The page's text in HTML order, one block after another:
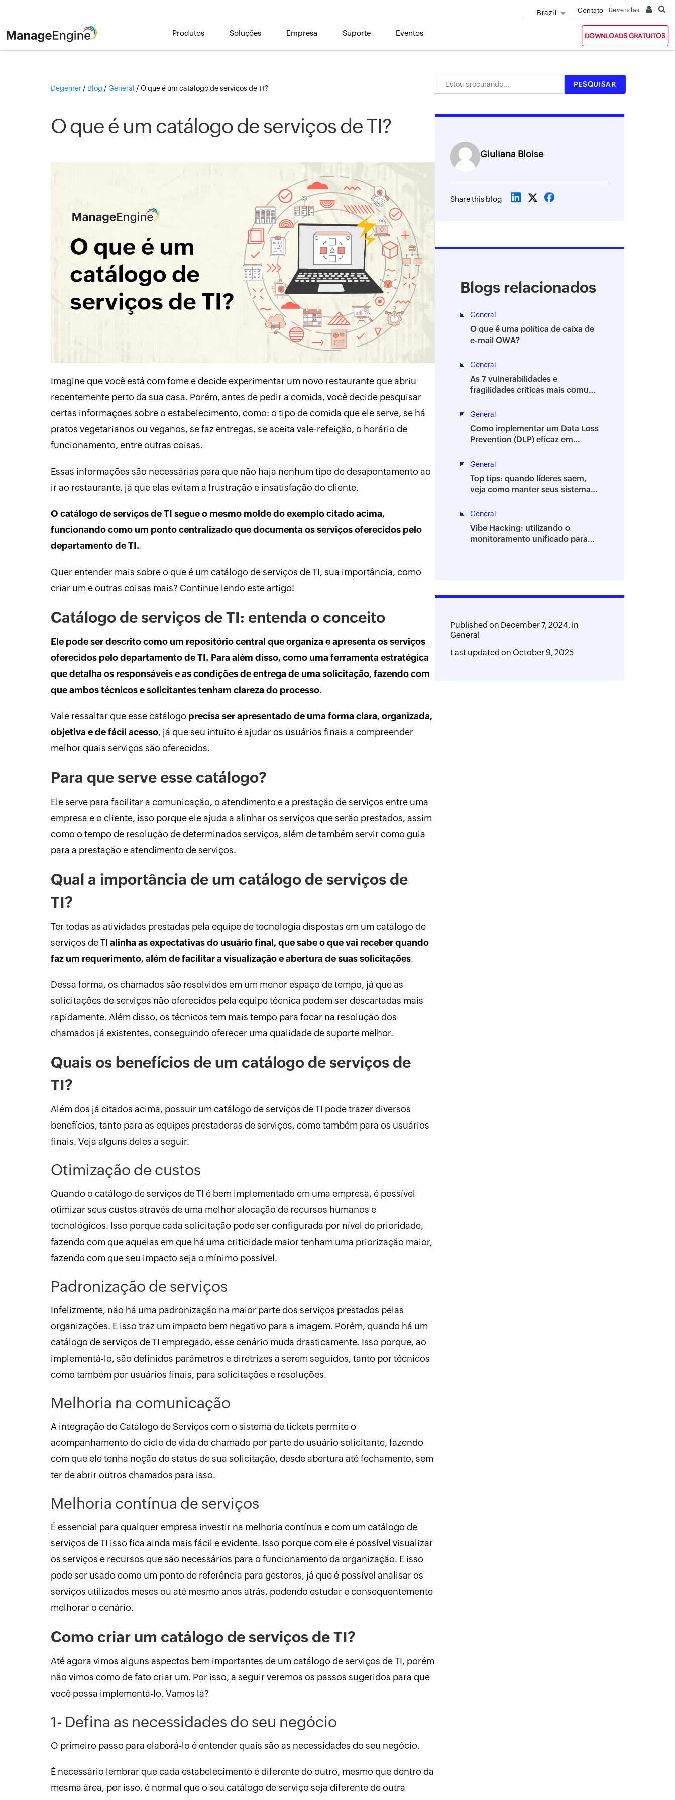
Brazil Contato Revendas
Produtos Soluções Empresa Suporte Eventos DOWNLOADS GRATUITOS
Degemer / Blog / General / O que é um catálogo de serviços de TI?
O que é um catálogo de serviços de TI?
Imagine que você está com fome e decide experimentar um novo restaurante que abriu
recentemente perto da sua casa. Porém, antes de pedir a comida, você decide pesquisar
certas informações sobre o estabelecimento, como: o tipo de comida que ele serve, se há
pratos vegetarianos ou veganos, se faz entregas, se aceita vale-refeição, o horário de
funcionamento, entre outras coisas.
Essas informações são necessárias para que não haja nenhum tipo de desapontamento ao
ir ao restaurante, já que elas evitam a frustração e insatisfação do cliente.
O catálogo de serviços de TI segue o mesmo molde do exemplo citado acima,
funcionando como um ponto centralizado que documenta os serviços oferecidos pelo
departamento de TI.
Quer entender mais sobre o que é um catálogo de serviços de TI, sua importância, como
criar um e outras coisas mais? Continue lendo este artigo!
Catálogo de serviços de TI: entenda o conceito
Ele pode ser descrito como um repositório central que organiza e apresenta os serviços
oferecidos pelo departamento de TI. Para além disso, como uma ferramenta estratégica
que detalha os responsáveis e as condições de entrega de uma solicitação, fazendo com
que ambos técnicos e solicitantes tenham clareza do processo.
Vale ressaltar que esse catálogo precisa ser apresentado de uma forma clara, organizada,
objetiva e de fácil acesso, já que seu intuito é ajudar os usuários finais a compreender
melhor quais serviços são oferecidos.
Para que serve esse catálogo?
Ele serve para facilitar a comunicação, o atendimento e a prestação de serviços entre uma
empresa e o cliente, isso porque ele ajuda a alinhar os serviços que serão prestados, assim
como o tempo de resolução de determinados serviços, além de também servir como guia
para a prestação e atendimento de serviços.
Qual a importância de um catálogo de serviços de
TI?
Ter todas as atividades prestadas pela equipe de tecnologia dispostas em um catálogo de
serviços de TI alinha as expectativas do usuário final, que sabe o que vai receber quando
faz um requerimento, além de facilitar a visualização e abertura de suas solicitações.
Dessa forma, os chamados são resolvidos em um menor espaço de tempo, já que as
solicitações de serviços não oferecidos pela equipe técnica podem ser descartadas mais
rapidamente. Além disso, os técnicos tem mais tempo para focar na resolução dos
chamados já existentes, conseguindo oferecer uma qualidade de suporte melhor.
Quais os benefícios de um catálogo de serviços de
TI?
Além dos já citados acima, possuir um catálogo de serviços de TI pode trazer diversos
benefícios, tanto para as equipes prestadoras de serviços, como também para os usuários
finais. Veja alguns deles a seguir.
Otimização de custos
Quando o catálogo de serviços de TI é bem implementado em uma empresa, é possível
otimizar seus custos através de uma melhor alocação de recursos humanos e
tecnológicos. Isso porque cada solicitação pode ser configurada por nível de prioridade,
fazendo com que aquelas em que há uma criticidade maior tenham uma priorização maior,
fazendo com que seu impacto seja o mínimo possível.
Padronização de serviços
Infelizmente, não há uma padronização na maior parte dos serviços prestados pelas
organizações. E isso traz um impacto bem negativo para a imagem. Porém, quando há um
catálogo de serviços de TI empregado, esse cenário muda drasticamente. Isso porque, ao
implementá-lo, são definidos parâmetros e diretrizes a serem seguidos, tanto por técnicos
como também por usuários finais, para solicitações e resoluções.
Melhoria na comunicação
A integração do Catálogo de Serviços com o sistema de tickets permite o
acompanhamento do ciclo de vida do chamado por parte do usuário solicitante, fazendo
com que ele tenha noção do status de sua solicitação, desde abertura até fechamento, sem
ter de abrir outros chamados para isso.
Melhoria contínua de serviços
É essencial para qualquer empresa investir na melhoria contínua e com um catálogo de
serviços de TI isso fica ainda mais fácil e evidente. Isso porque com ele é possível visualizar
os serviços e recursos que são necessários para o funcionamento da organização. E isso
pode ser usado como um ponto de referência para gestores, já que é possível analisar os
serviços utilizados meses ou até mesmo anos atrás, podendo estudar e consequentemente
melhorar o cenário.
Como criar um catálogo de serviços de TI?
Até agora vimos alguns aspectos bem importantes de um catálogo de serviços de TI, porém
não vimos como de fato criar um. Por isso, a seguir veremos os passos sugeridos para que
você possa implementá-lo. Vamos lá?
1- Defina as necessidades do seu negócio
O primeiro passo para elaborá-lo é entender quais são as necessidades do seu negócio.
É necessário lembrar que cada estabelecimento é diferente do outro, mesmo que dentro da
mesma área, por isso, é normal que o seu catálogo de serviço seja diferente de outra
Giuliana Bloise
Share this blog
Blogs relacionados
General
O que é uma política de caixa de
e-mail OWA?
General
As 7 vulnerabilidades e
fragilidades críticas mais comuns
General
Como implementar um Data Loss
Prevention (DLP) eficaz em
General
Top tips: quando líderes saem,
veja como manter seus sistemas
General
Vibe Hacking: utilizando o
monitoramento unificado para
Published on December 7, 2024, in
General
Last updated on October 9, 2025